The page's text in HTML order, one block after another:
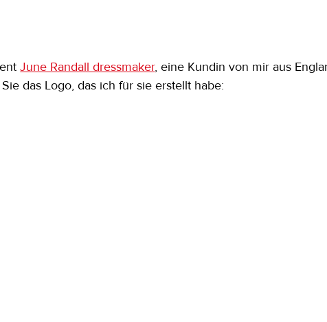
June Randall dressmaker, eine Kundin von mir aus
das Logo, das ich für sie erstellt habe: